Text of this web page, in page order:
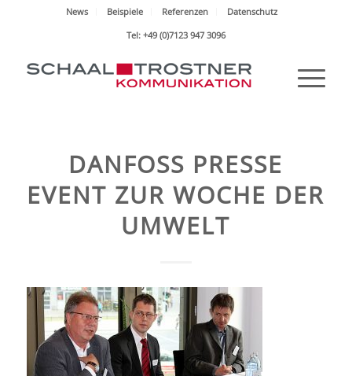
News Beispiele Referenzen
Datenschutz
Tel: +49 (0)7123 947 3096
DANFOSS PRESSE
EVENT ZUR WOCHE DER
UMWELT